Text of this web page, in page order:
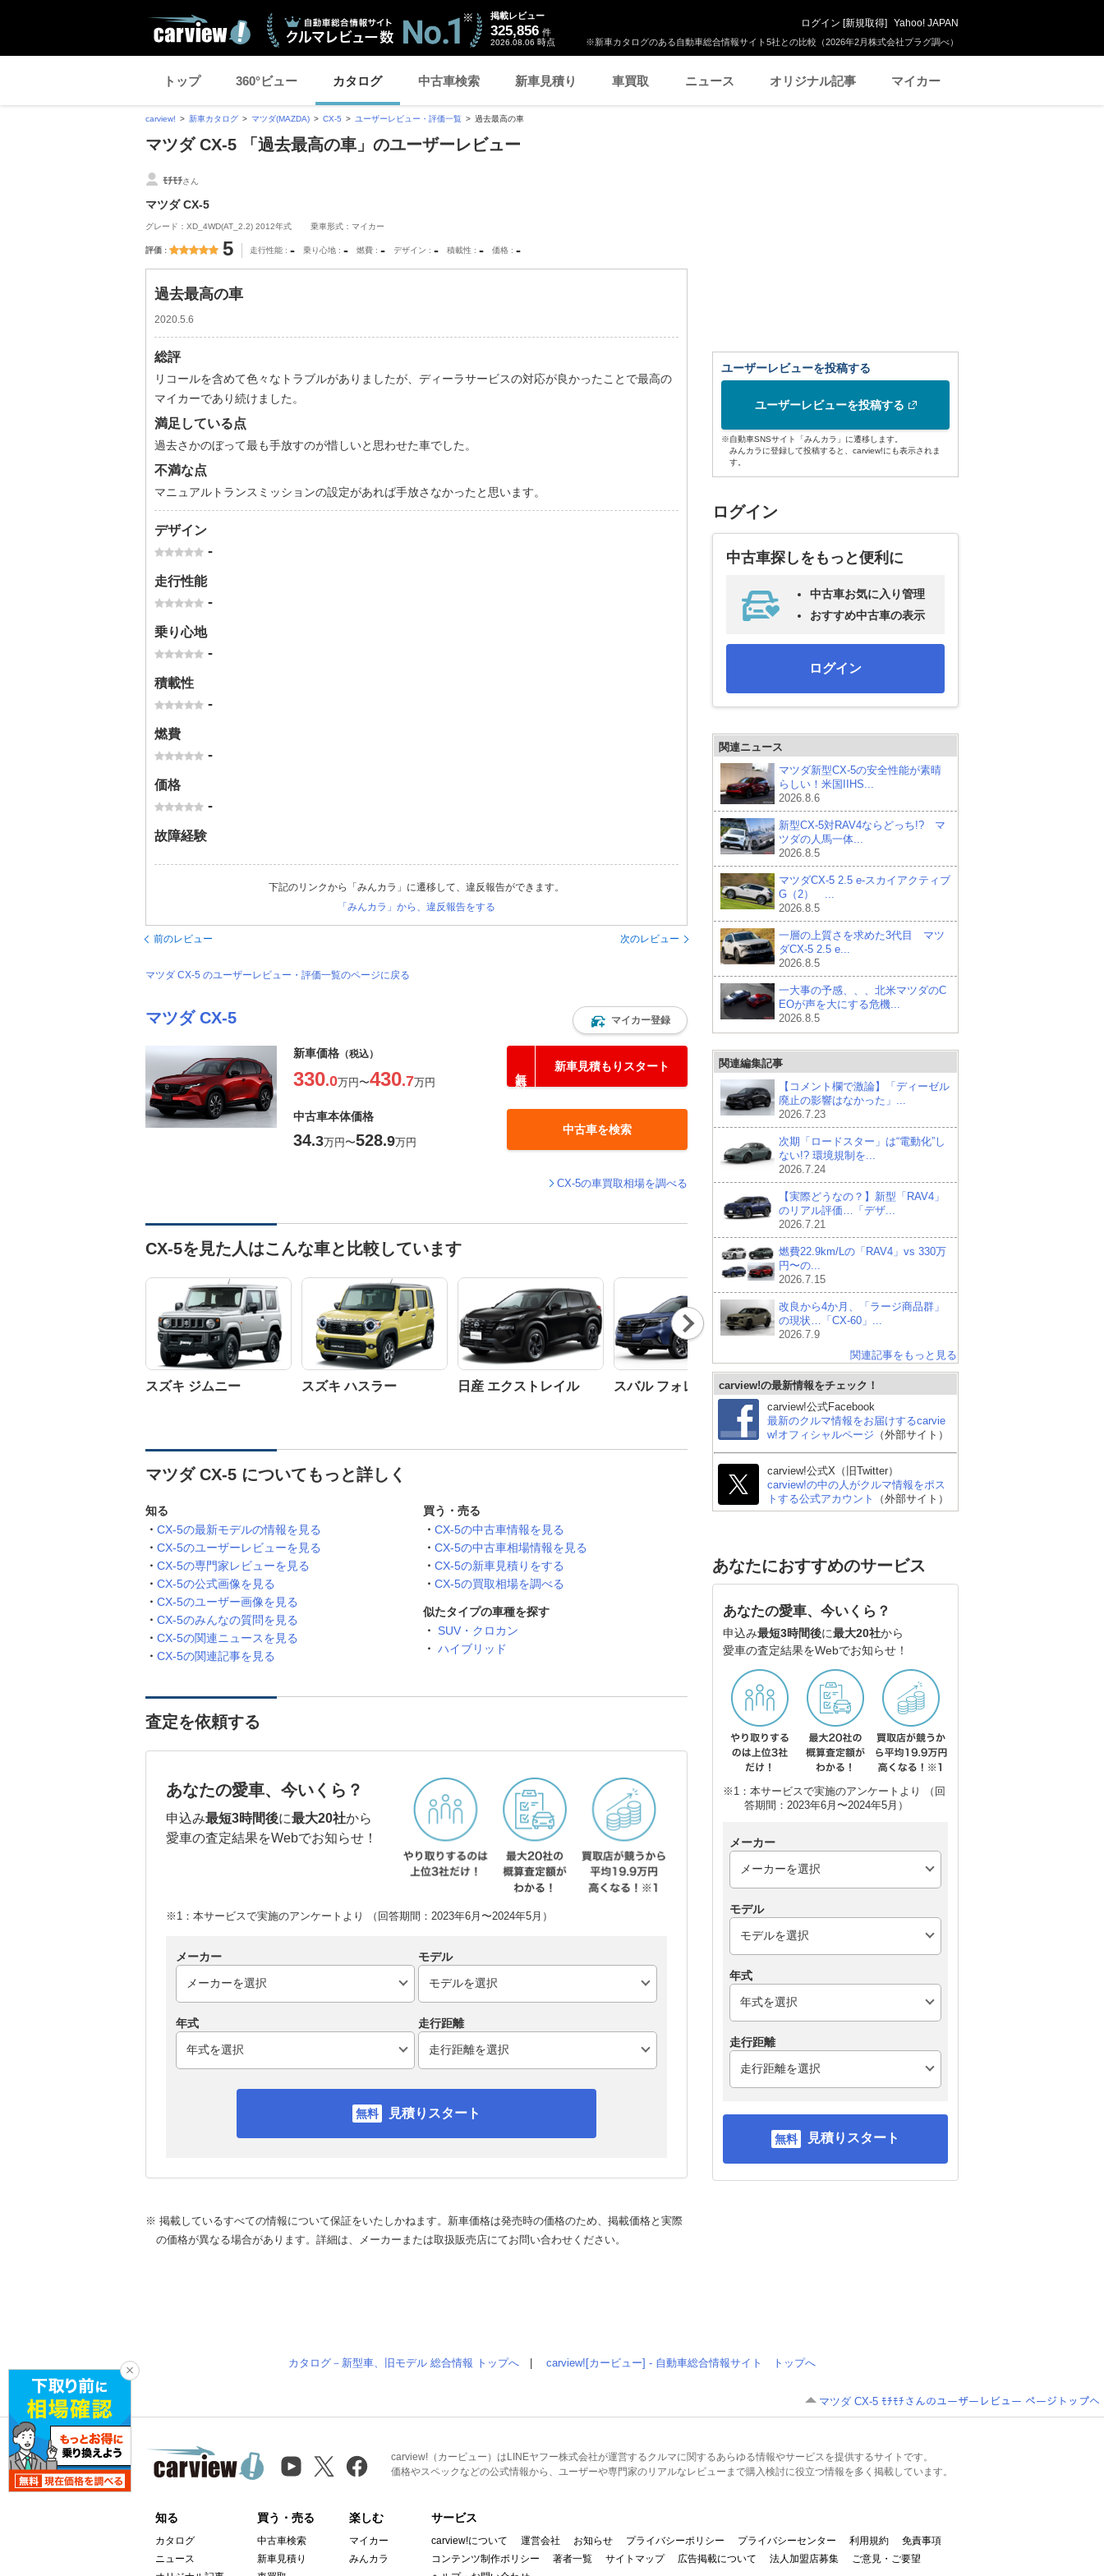
※新車カタログのある自動車総合情報サイト5社との比較（2026年2月株式会社プラグ調べ）
掲載レビュー
325,856 件
2026.08.06 時点
ログイン [新規取得] Yahoo! JAPAN
トップ 360°ビュー カタログ 中古車検索 新車見積り 車買取 ニュース オリジナル記事 マイカー
carview! 新車カタログ マツダ(MAZDA) CX-5 ユーザーレビュー・評価一覧 過去最高の車
マツダ CX-5 「過去最高の車」のユーザーレビュー
ﾓﾁﾓﾁさん
マツダ CX-5
グレード：XD_4WD(AT_2.2) 2012年式 乗車形式：マイカー
評価 5 走行性能 - 乗り心地 - 燃費 - デザイン - 積載性 - 価格 -
過去最高の車
2020.5.6
総評
リコールを含めて色々なトラブルがありましたが、ディーラサービスの対応が良かったことで最高の
マイカーであり続けました。
満足している点
過去さかのぼって最も手放すのが惜しいと思わせた車でした。
不満な点
マニュアルトランスミッションの設定があれば手放さなかったと思います。
デザイン
-
走行性能
-
乗り心地
-
積載性
-
燃費
-
価格
-
故障経験
下記のリンクから「みんカラ」に遷移して、違反報告ができます。
「みんカラ」から、違反報告をする
前のレビュー 次のレビュー
マツダ CX-5 のユーザーレビュー・評価一覧のページに戻る
マツダ CX-5 マイカー登録
新車価格 （税込）
330.0万円〜430.7万円
新車見積もりスタート
中古車本体価格
34.3万円〜528.9万円
中古車を検索
CX-5の車買取相場を調べる
CX-5を見た人はこんな車と比較しています
スズキ ジムニー スズキ ハスラー 日産 エクストレイル スバル フォレスター
トヨタ ハリアーハイブ
リッド
Nex
t
マツダ CX-5 についてもっと詳しく
知る
CX-5の最新モデルの情報を見る
CX-5のユーザーレビューを見る
CX-5の専門家レビューを見る
CX-5の公式画像を見る
CX-5のユーザー画像を見る
CX-5のみんなの質問を見る
CX-5の関連ニュースを見る
CX-5の関連記事を見る
買う・売る
CX-5の中古車情報を見る
CX-5の中古車相場情報を見る
CX-5の新車見積りをする
CX-5の買取相場を調べる
似たタイプの車種を探す
SUV・クロカン
ハイブリッド
査定を依頼する
あなたの愛車、今いくら？
申込み最短3時間後に最大20社から
愛車の査定結果をWebでお知らせ！
※1：本サービスで実施のアンケートより （回答期間：2023年6月〜2024年5月）
メーカー モデル
年式 走行距離
見積りスタート
※ 掲載しているすべての情報について保証をいたしかねます。新車価格は発売時の価格のため、掲載価格と実際
の価格が異なる場合があります。詳細は、メーカーまたは取扱販売店にてお問い合わせください。
ユーザーレビューを投稿する
ユーザーレビューを投稿する
※自動車SNSサイト「みんカラ」に遷移します。
みんカラに登録して投稿すると、carview!にも表示されま
す。
ログイン
中古車探しをもっと便利に
中古車お気に入り管理
おすすめ中古車の表示
ログイン
関連ニュース
マツダ新型CX-5の安全性能が素晴
らしい！米国IIHS...
2026.8.6
新型CX-5対RAV4ならどっち!? マ
ツダの人馬一体...
2026.8.5
マツダCX-5 2.5 e-スカイアクティブ
G（2） ...
2026.8.5
一層の上質さを求めた3代目 マツ
ダCX-5 2.5 e...
2026.8.5
一大事の予感、、、北米マツダのC
EOが声を大にする危機...
2026.8.5
関連編集記事
【コメント欄で激論】「ディーゼル
廃止の影響はなかった」...
2026.7.23
次期「ロードスター」は“電動化”し
ない!? 環境規制を...
2026.7.24
【実際どうなの？】新型「RAV4」
のリアル評価…「デザ...
2026.7.21
燃費22.9km/Lの「RAV4」vs 330万
円〜の...
2026.7.15
改良から4か月、「ラージ商品群」
の現状…「CX-60」...
2026.7.9
関連記事をもっと見る
carview!の最新情報をチェック！
carview!公式Facebook
最新のクルマ情報をお届けするcarvie
w!オフィシャルページ （外部サイト）
carview!公式X（旧Twitter）
carview!の中の人がクルマ情報をポス
トする公式アカウント
（外部サイト）
あなたにおすすめのサービス
あなたの愛車、今いくら？
申込み最短3時間後に最大20社から
愛車の査定結果をWebでお知らせ！
※1：本サービスで実施のアンケートより （回
答期間：2023年6月〜2024年5月）
メーカー
モデル
年式
走行距離
見積りスタート
カタログ－新型車、旧モデル 総合情報 トップへ carview![カービュー] - 自動車総合情報サイト トップへ
マツダ CX-5 ﾓﾁﾓﾁさんのユーザーレビュー ページトップへ
carview!（カービュー）はLINEヤフー株式会社が運営するクルマに関するあらゆる情報やサービスを提供するサイトです。
価格やスペックなどの公式情報から、ユーザーや専門家のリアルなレビューまで購入検討に役立つ情報を多く掲載しています。
知る
カタログ
ニュース
買う・売る
中古車検索
新車見積り
楽しむ
マイカー
みんカラ
サービス
carview!について 運営会社 お知らせ プライバシーポリシー プライバシーセンター 利用規約
免責事項
コンテンツ制作ポリシー
著者一覧 サイトマップ 広告掲載について 法人加盟店募集
ご意見・ご要望